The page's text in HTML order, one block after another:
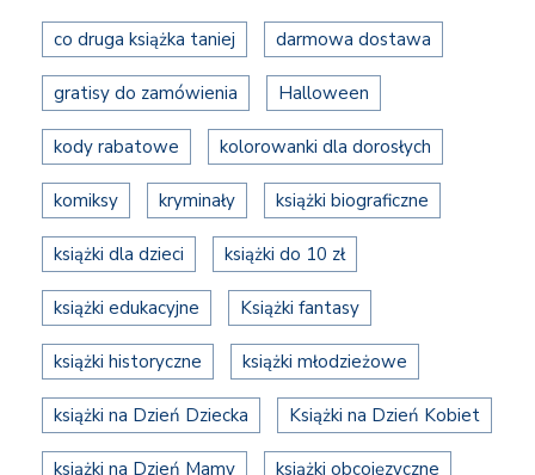
co druga książka taniej darmowa dostawa
gratisy do zamówienia Halloween
kody rabatowe kolorowanki dla dorosłych
komiksy kryminały książki biograficzne
książki dla dzieci książki do 10 zł
książki edukacyjne Książki fantasy
książki historyczne książki młodzieżowe
książki na Dzień Dziecka Książki na Dzień Kobiet
książki na Dzień Mamy książki obcojęzyczne